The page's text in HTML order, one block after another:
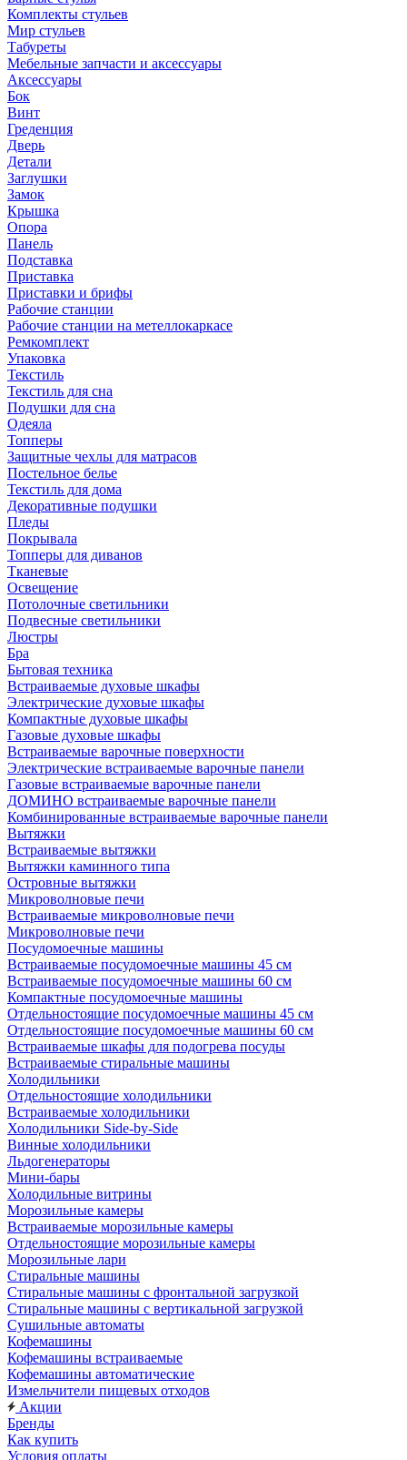
Комплекты стульев
Мир стульев
Табуреты
Мебельные запчасти и аксессуары
Аксессуары
Бок
Винт
Греденция
Дверь
Детали
Заглушки
Замок
Крышка
Опора
Панель
Подставка
Приставка
Приставки и брифы
Рабочие станции
Рабочие станции на метеллокаркасе
Ремкомплект
Упаковка
Текстиль
Текстиль для сна
Подушки для сна
Одеяла
Топперы
Защитные чехлы для матрасов
Постельное белье
Текстиль для дома
Декоративные подушки
Пледы
Покрывала
Топперы для диванов
Тканевые
Освещение
Потолочные светильники
Подвесные светильники
Люстры
Бра
Бытовая техника
Встраиваемые духовые шкафы
Электрические духовые шкафы
Компактные духовые шкафы
Газовые духовые шкафы
Встраиваемые варочные поверхности
Электрические встраиваемые варочные панели
Газовые встраиваемые варочные панели
ДОМИНО встраиваемые варочные панели
Комбинированные встраиваемые варочные панели
Вытяжки
Встраиваемые вытяжки
Вытяжки каминного типа
Островные вытяжки
Микроволновые печи
Встраиваемые микроволновые печи
Микроволновые печи
Посудомоечные машины
Встраиваемые посудомоечные машины 45 см
Встраиваемые посудомоечные машины 60 см
Компактные посудомоечные машины
Отдельностоящие посудомоечные машины 45 см
Отдельностоящие посудомоечные машины 60 см
Встраиваемые шкафы для подогрева посуды
Встраиваемые стиральные машины
Холодильники
Отдельностоящие холодильники
Встраиваемые холодильники
Холодильники Side-by-Side
Винные холодильники
Льдогенераторы
Мини-бары
Холодильные витрины
Морозильные камеры
Встраиваемые морозильные камеры
Отдельностоящие морозильные камеры
Морозильные лари
Стиральные машины
Стиральные машины с фронтальной загрузкой
Стиральные машины с вертикальной загрузкой
Сушильные автоматы
Кофемашины
Кофемашины встраиваемые
Кофемашины автоматические
Измельчители пищевых отходов
Акции
Бренды
Как купить
Условия оплаты